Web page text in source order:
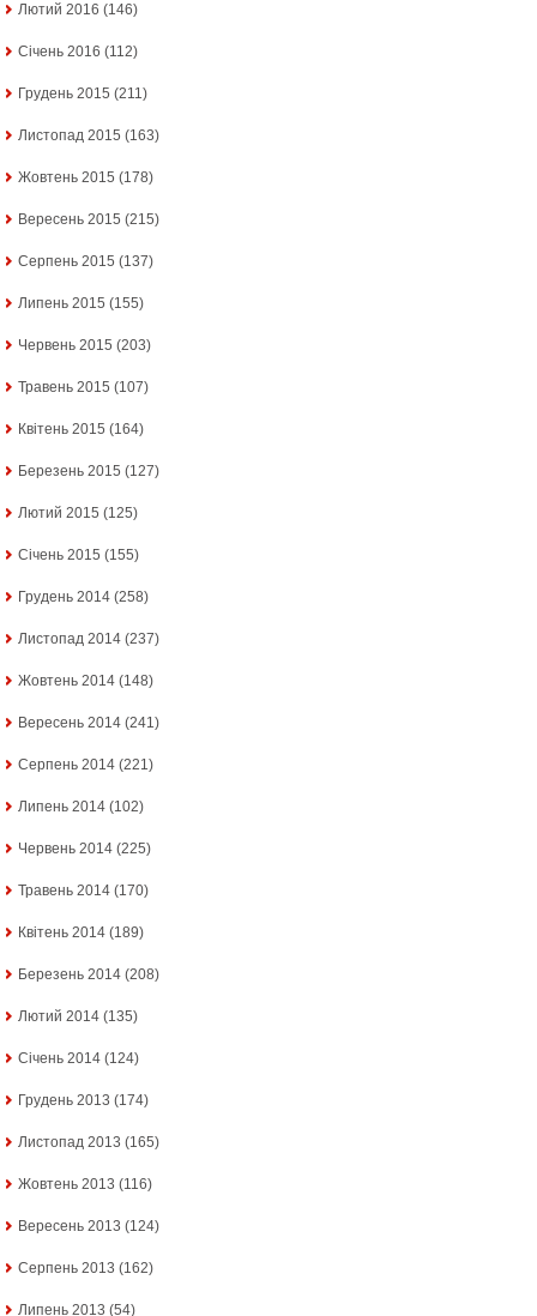
Лютий 2016 (146)
Січень 2016 (112)
Грудень 2015 (211)
Листопад 2015 (163)
Жовтень 2015 (178)
Вересень 2015 (215)
Серпень 2015 (137)
Липень 2015 (155)
Червень 2015 (203)
Травень 2015 (107)
Квітень 2015 (164)
Березень 2015 (127)
Лютий 2015 (125)
Січень 2015 (155)
Грудень 2014 (258)
Листопад 2014 (237)
Жовтень 2014 (148)
Вересень 2014 (241)
Серпень 2014 (221)
Липень 2014 (102)
Червень 2014 (225)
Травень 2014 (170)
Квітень 2014 (189)
Березень 2014 (208)
Лютий 2014 (135)
Січень 2014 (124)
Грудень 2013 (174)
Листопад 2013 (165)
Жовтень 2013 (116)
Вересень 2013 (124)
Серпень 2013 (162)
Липень 2013 (54)